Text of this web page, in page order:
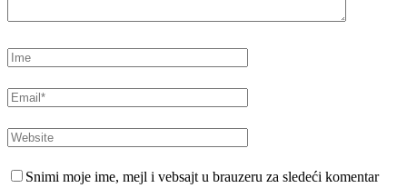
Snimi moje ime, mejl i vebsajt u brauzeru za sledeći komentar